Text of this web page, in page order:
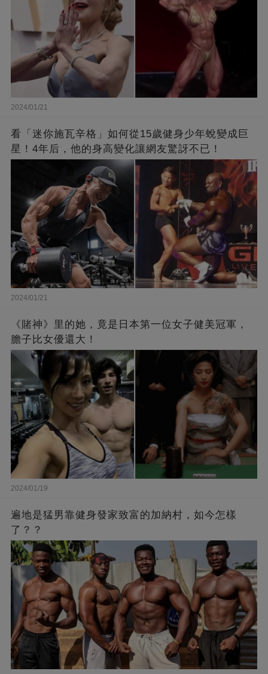
2024/01/21
看「迷你施瓦辛格」如何從15歲健身少年蛻變成巨
星！4年后，他的身高變化讓網友驚訝不已！
2024/01/21
《賭神》里的她，竟是日本第一位女子健美冠軍，
膽子比女優還大！
2024/01/19
遍地是猛男靠健身發家致富的加納村，如今怎樣
了？？